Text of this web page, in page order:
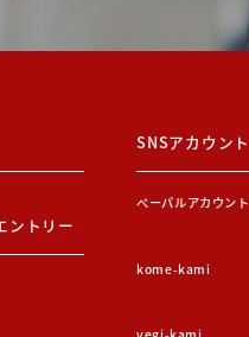
ントリー
SNSアカウント
ぺーパルアカウント
kome-kami